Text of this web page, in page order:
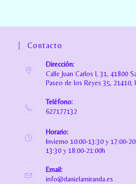
Contacto
Dirección:
Calle Juan Carlos I, 31, 41800
Paseo de los Reyes 35, 21410,
Teléfono:
627177132
Horario:
Invierno 10:00-13:30 y 17:00-
13:30 y 18:00-21:00h
Email:
info@danielamiranda.es